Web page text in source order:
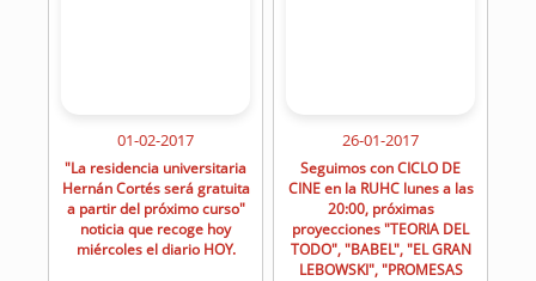
01-02-2017
"La residencia universitaria
Hernán Cortés será gratuita
a partir del próximo curso"
noticia que recoge hoy
miércoles el diario HOY.
26-01-2017
Seguimos con CICLO DE
CINE en la RUHC lunes a las
20:00, próximas
proyecciones "TEORIA DEL
TODO", "BABEL", "EL GRAN
LEBOWSKI", "PROMESAS